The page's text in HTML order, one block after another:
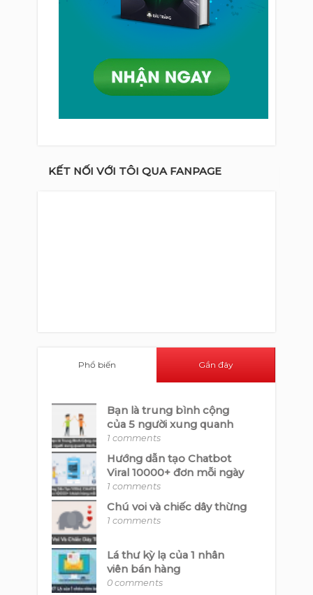
KẾT NỐI VỚI TÔI QUA FANPAGE
Phổ biến Gần đây
Bạn là trung bình cộng
của 5 người xung quanh
1 comments
Hướng dẫn tạo Chatbot
Viral 10000+ đơn mỗi ngày
1 comments
Chú voi và chiếc dây thừng
1 comments
Lá thư kỳ lạ của 1 nhân
viên bán hàng
0 comments